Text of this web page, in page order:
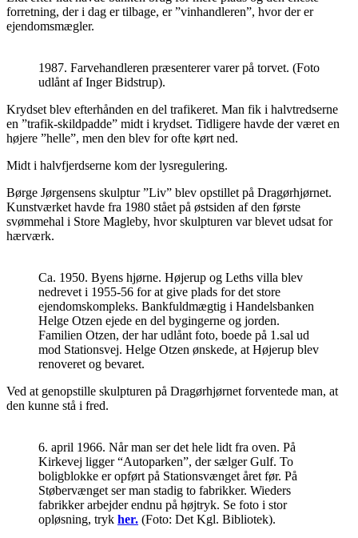
forretning, der i dag er tilbage, er ”vinhandleren”, hvor der er
ejendomsmægler.
1987. Farvehandleren præsenterer varer på torvet. (Foto
udlånt af Inger Bidstrup).
Krydset blev efterhånden en del trafikeret. Man fik i halvtredserne
en ”trafik-skildpadde” midt i krydset. Tidligere havde der været en
højere ”helle”, men den blev for ofte kørt ned.
Midt i halvfjerdserne kom der lysregulering.
Børge Jørgensens skulptur ”Liv” blev opstillet på Dragørhjørnet.
Kunstværket havde fra 1980 stået på østsiden af den første
svømmehal i Store Magleby, hvor skulpturen var blevet udsat for
hærværk.
Ca. 1950. Byens hjørne. Højerup og Leths villa blev
nedrevet i 1955-56 for at give plads for det store
ejendomskompleks. Bankfuldmægtig i Handelsbanken
Helge Otzen ejede en del bygingerne og jorden.
Familien Otzen, der har udlånt foto, boede på 1.sal ud
mod Stationsvej. Helge Otzen ønskede, at Højerup blev
renoveret og bevaret.
Ved at genopstille skulpturen på Dragørhjørnet forventede man, at
den kunne stå i fred.
6. april 1966. Når man ser det hele lidt fra oven. På
Kirkevej ligger “Autoparken”, der sælger Gulf. To
boligblokke er opført på Stationsvænget året før. På
Støbervænget ser man stadig to fabrikker. Wieders
fabrikker arbejder endnu på højtryk. Se foto i stor
opløsning, tryk her. (Foto: Det Kgl. Bibliotek).